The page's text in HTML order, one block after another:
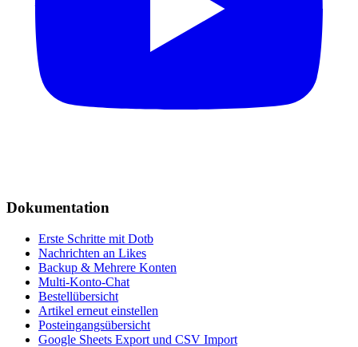
Dokumentation
Erste Schritte mit Dotb
Nachrichten an Likes
Backup & Mehrere Konten
Multi-Konto-Chat
Bestellübersicht
Artikel erneut einstellen
Posteingangsübersicht
Google Sheets Export und CSV Import